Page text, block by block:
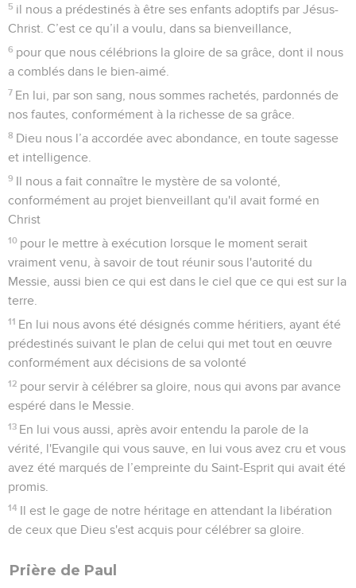
5 il nous a prédestinés à être ses enfants adoptifs par Jésus-
Christ. C’est ce qu’il a voulu, dans sa bienveillance,
6 pour que nous célébrions la gloire de sa grâce, dont il nous
a comblés dans le bien-aimé.
7 En lui, par son sang, nous sommes rachetés, pardonnés de
nos fautes, conformément à la richesse de sa grâce.
8 Dieu nous l’a accordée avec abondance, en toute sagesse
et intelligence.
9 Il nous a fait connaître le mystère de sa volonté,
conformément au projet bienveillant qu'il avait formé en
Christ
10 pour le mettre à exécution lorsque le moment serait
vraiment venu, à savoir de tout réunir sous l'autorité du
Messie, aussi bien ce qui est dans le ciel que ce qui est sur la
terre.
11 En lui nous avons été désignés comme héritiers, ayant été
prédestinés suivant le plan de celui qui met tout en œuvre
conformément aux décisions de sa volonté
12 pour servir à célébrer sa gloire, nous qui avons par avance
espéré dans le Messie.
13 En lui vous aussi, après avoir entendu la parole de la
vérité, l'Evangile qui vous sauve, en lui vous avez cru et vous
avez été marqués de l’empreinte du Saint-Esprit qui avait été
promis.
14 Il est le gage de notre héritage en attendant la libération
de ceux que Dieu s'est acquis pour célébrer sa gloire.
Prière de Paul